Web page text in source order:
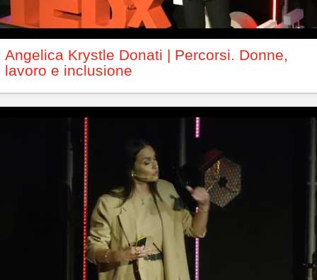
Angelica Krystle Donati | Percorsi. Donne,
lavoro e inclusione